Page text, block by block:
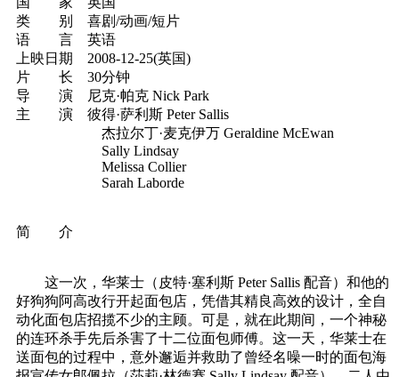
类 别 喜剧/动画/短片
语 言 英语
上映日期 2008-12-25(英国)
片 长 30分钟
导 演 尼克·帕克 Nick Park
主 演 彼得·萨利斯 Peter Sallis
杰拉尔丁·麦克伊万 Geraldine McEwan
Sally Lindsay
Melissa Collier
Sarah Laborde
简 介
这一次，华莱士（皮特·塞利斯 Peter Sallis 配音）和他的
好狗狗阿高改行开起面包店，凭借其精良高效的设计，全自
动化面包店招揽不少的主顾。可是，就在此期间，一个神秘
的连环杀手先后杀害了十二位面包师傅。这一天，华莱士在
送面包的过程中，意外邂逅并救助了曾经名噪一时的面包海